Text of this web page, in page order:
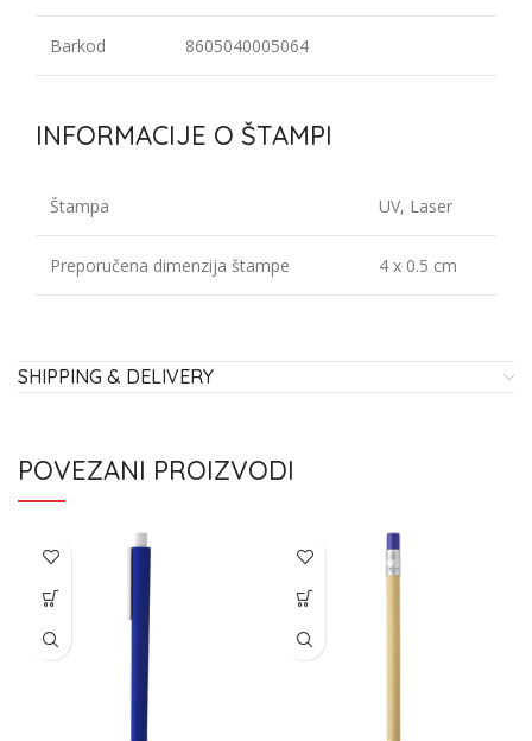
Barkod 8605040005064
INFORMACIJE O ŠTAMPI
Štampa UV, Laser
Preporučena dimenzija štampe 4 x 0.5 cm
SHIPPING & DELIVERY
POVEZANI PROIZVODI